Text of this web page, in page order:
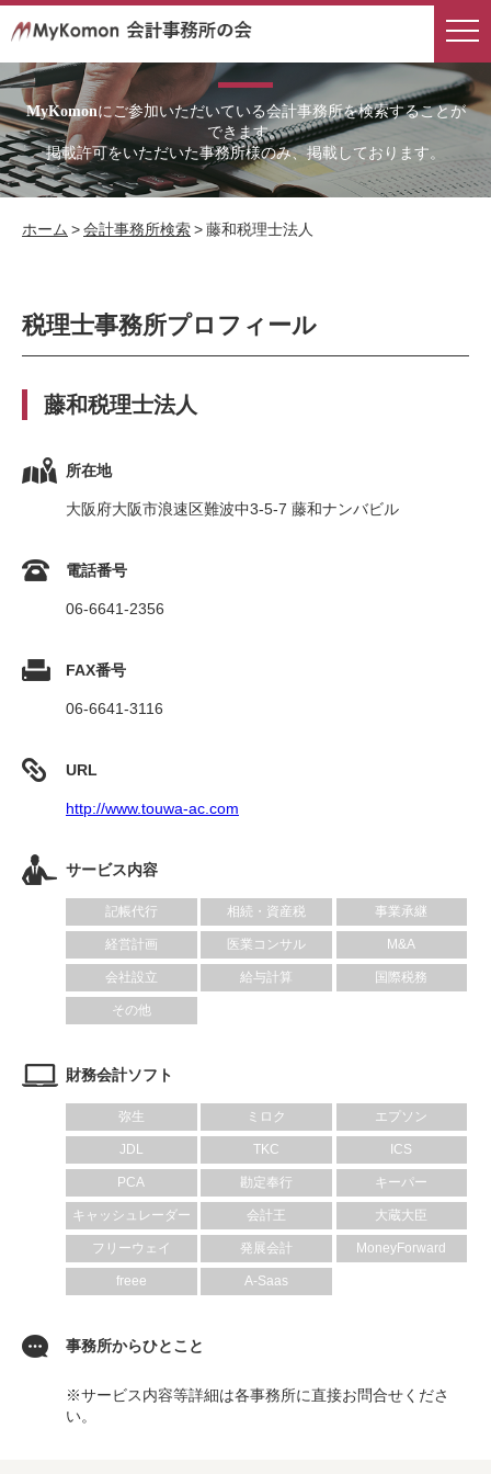
MyKomonにご参加いただいている会計事務所を検索することが
できます。
掲載許可をいただいた事務所様のみ、掲載しております。
ホーム >会計事務所検索>藤和税理士法人
税理士事務所プロフィール
藤和税理士法人
所在地
大阪府大阪市浪速区難波中3-5-7 藤和ナンバビル
電話番号
06-6641-2356
FAX番号
06-6641-3116
URL
http://www.touwa-ac.com
サービス内容
記帳代行 相続・資産税 事業承継
経営計画 医業コンサル M&A
会社設立 給与計算 国際税務
その他
財務会計ソフト
弥生 ミロク エプソン
JDL TKC ICS
PCA 勘定奉行 キーパー
キャッシュレーダー 会計王 大蔵大臣
フリーウェイ 発展会計 MoneyForward
freee A-Saas
事務所からひとこと
※サービス内容等詳細は各事務所に直接お問合せくださ
い。